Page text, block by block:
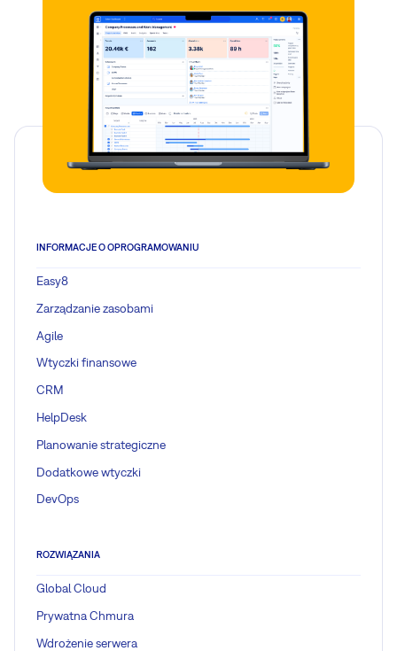
INFORMACJE O OPROGRAMOWANIU
Easy8
Zarządzanie zasobami
Agile
Wtyczki finansowe
CRM
HelpDesk
Planowanie strategiczne
Dodatkowe wtyczki
DevOps
ROZWIĄZANIA
Global Cloud
Prywatna Chmura
Wdrożenie serwera